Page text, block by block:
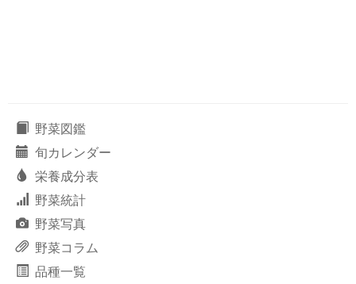
野菜図鑑
旬カレンダー
栄養成分表
野菜統計
野菜写真
野菜コラム
品種一覧